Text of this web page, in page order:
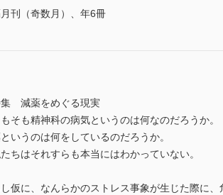
月刊（奇数月）、年6冊
減薬をめぐる現実
そも精神科の病気というのは何なのだろうか。
いうのは何をしているのだろうか。
ちはそれすらも本当にはわかっていない。
し仮に、なんらかのストレス事象が生じた際に